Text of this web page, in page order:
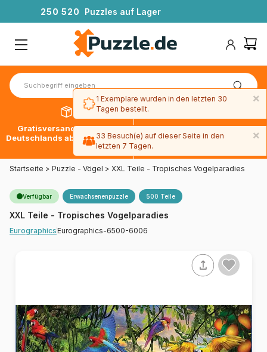
250 520 Puzzles auf Lager
Gratisversand innerhalb
Deutschlands ab 49 € mit DPD
30 Tage später bezahlen
mit Paypal
Startseite > Puzzle - Vögel > XXL Teile - Tropisches Vogelparadies
Verfügbar Erwachsenenpuzzle 500 Teile
XXL Teile - Tropisches Vogelparadies
EurographicsEurographics-6500-6006
×
1 Exemplare wurden in den letzten 30
Tagen bestellt.
×
33 Besuch(e) auf dieser Seite in den
letzten 7 Tagen.